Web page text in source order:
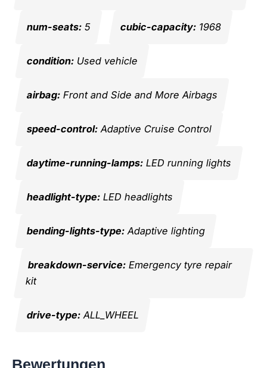
num-seats:5 cubic-capacity:1968
condition:Used vehicle
airbag:Front and Side and More Airbags
speed-control:Adaptive Cruise Control
daytime-running-lamps:LED running lights
headlight-type:LED headlights
bending-lights-type:Adaptive lighting
breakdown-service:Emergency tyre repair
kit
drive-type:ALL_WHEEL
Bewertungen